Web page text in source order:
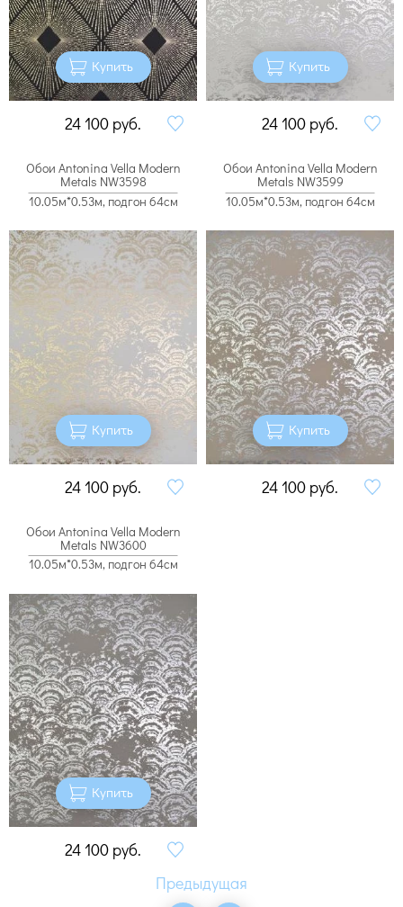
Купить
24 100 руб.
Купить
24 100 руб.
Обои Antonina Vella Modern
Metals NW3598
10.05м*0.53м, подгон 64см
Купить
24 100 руб.
Обои Antonina Vella Modern
Metals NW3599
10.05м*0.53м, подгон 64см
Купить
24 100 руб.
Обои Antonina Vella Modern
Metals NW3600
10.05м*0.53м, подгон 64см
Купить
24 100 руб.